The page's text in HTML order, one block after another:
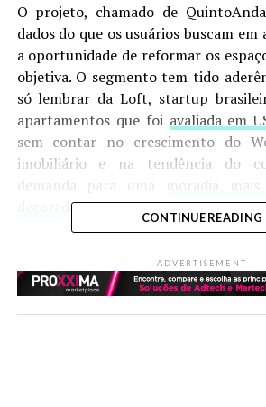
O projeto, chamado de
dados do que os usuários buscam
a oportunidade de reformar os
objetiva. O segmento tem tido
só lembrar da Loft, startup
apartamentos que foi avaliada em
sem contar no crescimento do
imobiliário e na tendência do
decorada.
Jony Ive sai da
23 anos
CONTINUE READING
ADVERTISEMENT